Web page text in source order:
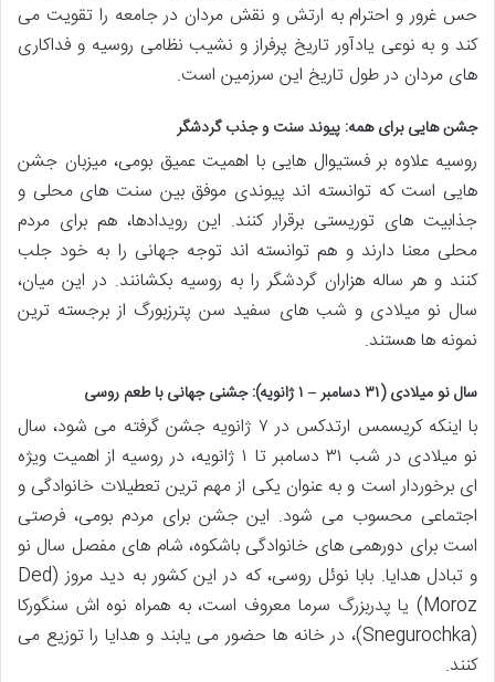
حس غرور و احترام به ارتش و نقش مردان در جامعه را تقویت می
کند و به نوعی یادآور تاریخ پرفراز و نشیب نظامی روسیه و فداکاری
های مردان در طول تاریخ این سرزمین است.
جشن هایی برای همه: پیوند سنت و جذب گردشگر
روسیه علاوه بر فستیوال هایی با اهمیت عمیق بومی، میزبان جشن
هایی است که توانسته اند پیوندی موفق بین سنت های محلی و
جذابیت های توریستی برقرار کنند. این رویدادها، هم برای مردم
محلی معنا دارند و هم توانسته اند توجه جهانی را به خود جلب
کنند و هر ساله هزاران گردشگر را به روسیه بکشانند. در این میان،
سال نو میلادی و شب های سفید سن پترزبورگ از برجسته ترین
نمونه ها هستند.
سال نو میلادی (۳۱ دسامبر – ۱ ژانویه): جشنی جهانی با طعم روسی
با اینکه کریسمس ارتدکس در ۷ ژانویه جشن گرفته می شود، سال
نو میلادی در شب ۳۱ دسامبر تا ۱ ژانویه، در روسیه از اهمیت ویژه
ای برخوردار است و به عنوان یکی از مهم ترین تعطیلات خانوادگی و
اجتماعی محسوب می شود. این جشن برای مردم بومی، فرصتی
است برای دورهمی های خانوادگی باشکوه، شام های مفصل سال نو
و تبادل هدایا. بابا نوئل روسی، که در این کشور به دید مروز (Ded
Moroz) یا پدربزرگ سرما معروف است، به همراه نوه اش سنگورکا
(Snegurochka)، در خانه ها حضور می یابند و هدایا را توزیع می
کنند.